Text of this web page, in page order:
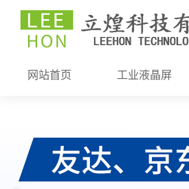
网站首页 工业液晶屏